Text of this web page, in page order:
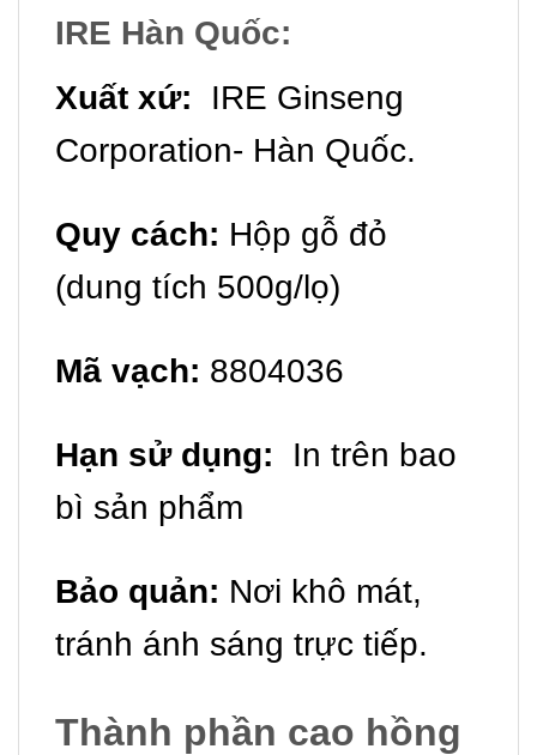
IRE Hàn Quốc:
Xuất xứ: IRE Ginseng
Corporation- Hàn Quốc.
Quy cách: Hộp gỗ đỏ
(dung tích 500g/lọ)
Mã vạch: 8804036
Hạn sử dụng: In trên bao
bì sản phẩm
Bảo quản: Nơi khô mát,
tránh ánh sáng trực tiếp.
Thành phần cao hồng